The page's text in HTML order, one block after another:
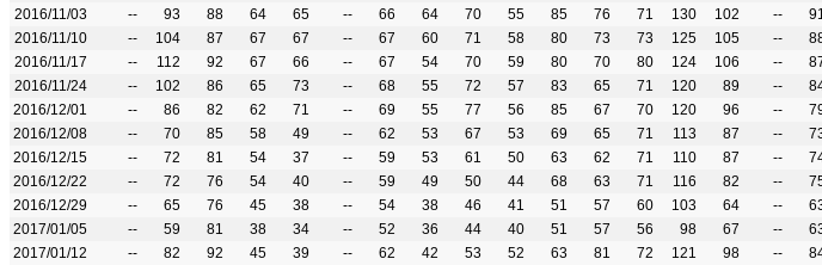
2016/11/03
-- 93 88 64 65 -- 66 64 70 55 85 76 71 130 102 --
2016/11/10
-- 104 87 67 67 -- 67 60 71 58 80 73 73 125 105 --
2016/11/17
-- 112 92 67 66 -- 67 54 70 59 80 70 80 124 106 --
2016/11/24
-- 102 86 65 73 -- 68 55 72 57 83 65 71 120 89 --
2016/12/01
-- 86 82 62 71 -- 69 55 77 56 85 67 70 120 96 --
2016/12/08
-- 70 85 58 49 -- 62 53 67 53 69 65 71 113 87 --
2016/12/15
-- 72 81 54 37 -- 59 53 61 50 63 62 71 110 87 --
2016/12/22
-- 72 76 54 40 -- 59 49 50 44 68 63 71 116 82 --
2016/12/29
-- 65 76 45 38 -- 54 38 46 41 51 57 60 103 64 --
2017/01/05
-- 59 81 38 34 -- 52 36 44 40 51 57 56 98 67 --
2017/01/12
-- 82 92 45 39 -- 62 42 53 52 63 81 72 121 98 --